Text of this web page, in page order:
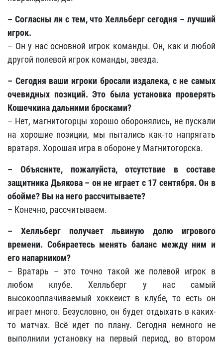
– Согласны ли с тем, что Хелльберг сегодня – лучший
игрок.
– Он у нас основной игрок команды. Он, как и любой
другой полевой игрок команды, звезда.
– Сегодня ваши игроки бросали издалека, с не самых
очевидных позиций. Это была установка проверять
Кошечкина дальними бросками?
– Нет, магнитогорцы хорошо оборонялись, не пускали
на хорошие позиции, мы пытались как-то напрягать
вратаря. Хорошая игра в обороне у Магнитогорска.
– Объясните, пожалуйста, отсутствие в составе
защитника Дьякова – он не играет с 17 сентября. Он в
обойме? Вы на него рассчитываете?
– Конечно, рассчитываем.
– Хелльберг получает львиную долю игрового
времени. Собираетесь менять баланс между ним и
его напарником?
– Вратарь – это точно такой же полевой игрок в
любом клубе. Хелльберг у нас самый
высокооплачиваемый хоккеист в клубе, то есть он
играет много. Безусловно, он будет отдыхать в каких-
то матчах. Всё идет по плану. Сегодня немного не
выполнили установку на первый период, во втором